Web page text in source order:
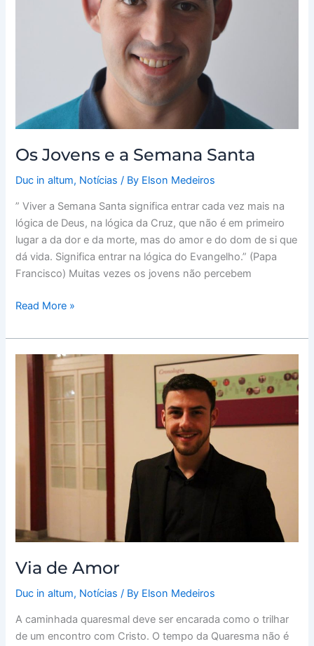
Os Jovens e a Semana Santa
Duc in altum, Notícias / By Elson Medeiros
” Viver a Semana Santa significa entrar cada vez mais na
lógica de Deus, na lógica da Cruz, que não é em primeiro
lugar a da dor e da morte, mas do amor e do dom de si que
dá vida. Significa entrar na lógica do Evangelho.” (Papa
Francisco) Muitas vezes os jovens não percebem
Read More »
Via de Amor
Duc in altum, Notícias / By Elson Medeiros
A caminhada quaresmal deve ser encarada como o trilhar
de um encontro com Cristo. O tempo da Quaresma não é
Via